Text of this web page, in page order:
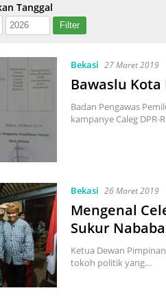
Tanggal
Bekasi 27 Maret 2019
Bawaslu
Badan Pengawas
kampanye Caleg DPR-
Bekasi 26 Maret 2019
Mengenal
Sukur
Ketua Dewan
tokoh politik yang…